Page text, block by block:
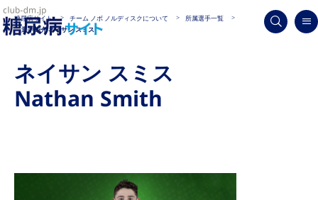
糖尿病サイト チーム ノボ ノルディスクについて
所属選手一覧
選手紹介 ネイサン スミス
ネイサン スミス
Nathan Smith